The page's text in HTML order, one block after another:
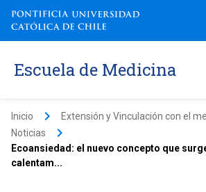
Escuela de Medicina
Inicio keyboard_arrow_right Extensión y Vinculación con el
Noticias keyboard_arrow_right
Ecoansiedad: el nuevo concepto que
calentam...